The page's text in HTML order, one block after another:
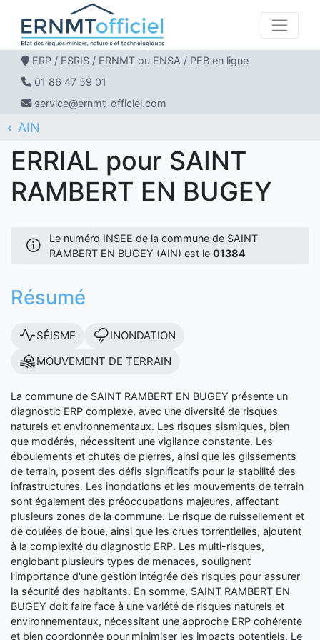
ERP / ESRIS / ERNMT ou ENSA / PEB en ligne
01 86 47 59 01
service@ernmt-officiel.com
ERNMT Officiel
ERRIAL
AIN
SAINT RAMBERT EN BUGEY
ERRIAL pour SAINT
RAMBERT EN BUGEY
Le numéro INSEE de la commune de SAINT
RAMBERT EN BUGEY (AIN) est le 01384
Résumé
SÉISME
INONDATION
MOUVEMENT DE TERRAIN
La commune de SAINT RAMBERT EN BUGEY présente un
diagnostic ERP complexe, avec une diversité de risques
naturels et environnementaux. Les risques sismiques, bien
que modérés, nécessitent une vigilance constante. Les
éboulements et chutes de pierres, ainsi que les glissements
de terrain, posent des défis significatifs pour la stabilité des
infrastructures. Les inondations et les mouvements de terrain
sont également des préoccupations majeures, affectant
plusieurs zones de la commune. Le risque de ruissellement et
de coulées de boue, ainsi que les crues torrentielles, ajoutent
à la complexité du diagnostic ERP. Les multi-risques,
englobant plusieurs types de menaces, soulignent
l'importance d'une gestion intégrée des risques pour assurer
la sécurité des habitants. En somme, SAINT RAMBERT EN
BUGEY doit faire face à une variété de risques naturels et
environnementaux, nécessitant une approche ERP cohérente
et bien coordonnée pour minimiser les impacts potentiels. Le